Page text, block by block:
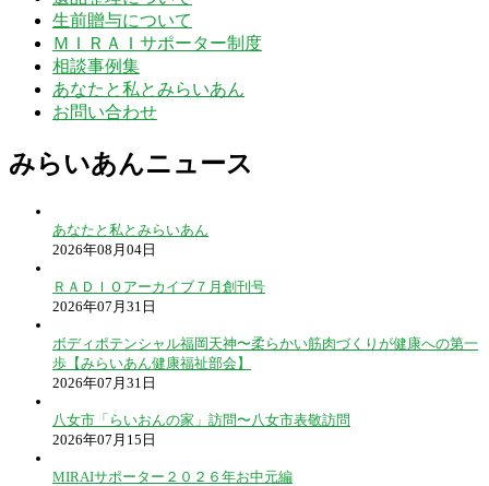
生前贈与について
ＭＩＲＡＩサポーター制度
相談事例集
あなたと私とみらいあん
お問い合わせ
みらいあんニュース
あなたと私とみらいあん
2026年08月04日
ＲＡＤＩＯアーカイブ７月創刊号
2026年07月31日
ボディポテンシャル福岡天神〜柔らかい筋肉づくりが健康への第一
歩【みらいあん健康福祉部会】
2026年07月31日
八女市「らいおんの家」訪問〜八女市表敬訪問
2026年07月15日
MIRAIサポーター２０２６年お中元編